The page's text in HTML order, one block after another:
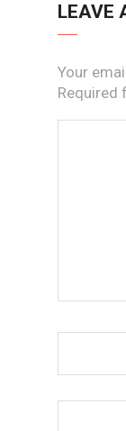
LEAVE
Your
Required